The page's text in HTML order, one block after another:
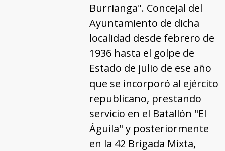
Burrianga". Concejal del
Ayuntamiento de dicha
localidad desde febrero de
1936 hasta el golpe de
Estado de julio de ese año
que se incorporó al ejército
republicano, prestando
servicio en el Batallón "El
Águila" y posteriormente
en la 42 Brigada Mixta,